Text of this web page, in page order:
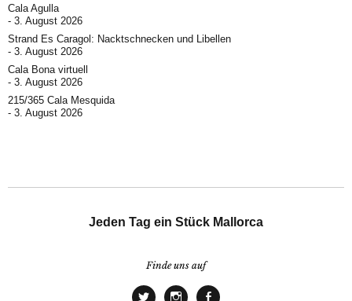
Cala Agulla
3. August 2026
Strand Es Caragol: Nacktschnecken und Libellen
3. August 2026
Cala Bona virtuell
3. August 2026
215/365 Cala Mesquida
3. August 2026
Jeden Tag ein Stück Mallorca
Finde uns auf